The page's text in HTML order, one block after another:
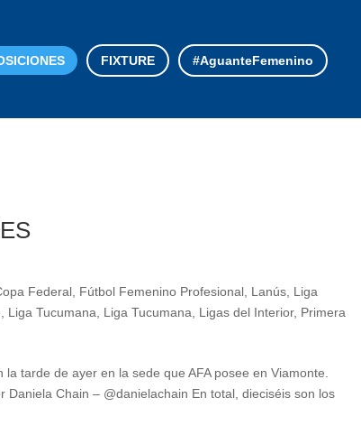
FIXTURE #AguanteFemenino
Federal Fútbol Femenino Profesional Lanús Liga
Liga Tucumana Liga Tucumana Ligas del Interior, Primera
tarde de ayer en la sede que AFA posee en Viamonte.
Chain – @danielachain En total, dieciséis son los